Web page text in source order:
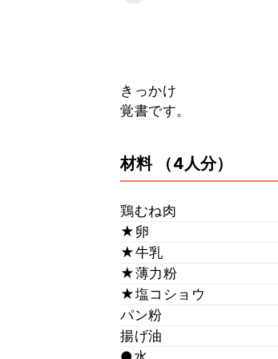
きっかけ
覚書です。
材料 （4人分）
鶏むね肉
★卵
★牛乳
★薄力粉
★塩コショウ
パン粉
揚げ油